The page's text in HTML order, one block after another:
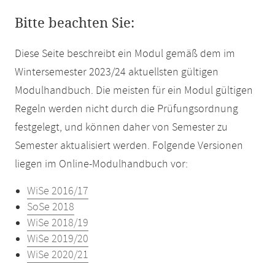
Bitte beachten Sie:
Diese Seite beschreibt ein Modul gemäß dem im
Wintersemester 2023/24 aktuellsten gültigen
Modulhandbuch. Die meisten für ein Modul gültigen
Regeln werden nicht durch die Prüfungsordnung
festgelegt, und können daher von Semester zu
Semester aktualisiert werden. Folgende Versionen
liegen im Online-Modulhandbuch vor:
WiSe 2016/17
SoSe 2018
WiSe 2018/19
WiSe 2019/20
WiSe 2020/21